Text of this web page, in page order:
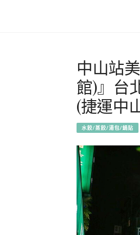
中山站
館)』台
(捷運中
水餃/蒸餃/湯包/鍋貼